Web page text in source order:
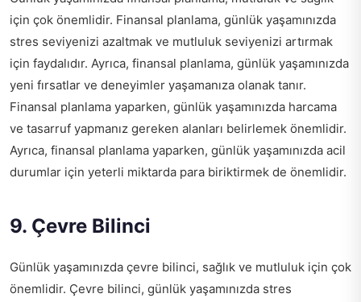
için çok önemlidir. Finansal planlama, günlük yaşamınızda
stres seviyenizi azaltmak ve mutluluk seviyenizi artırmak
için faydalıdır. Ayrıca, finansal planlama, günlük yaşamınızda
yeni fırsatlar ve deneyimler yaşamanıza olanak tanır.
Finansal planlama yaparken, günlük yaşamınızda harcama
ve tasarruf yapmanız gereken alanları belirlemek önemlidir.
Ayrıca, finansal planlama yaparken, günlük yaşamınızda acil
durumlar için yeterli miktarda para biriktirmek de önemlidir.
9. Çevre Bilinci
Günlük yaşamınızda çevre bilinci, sağlık ve mutluluk için çok
önemlidir. Çevre bilinci, günlük yaşamınızda stres